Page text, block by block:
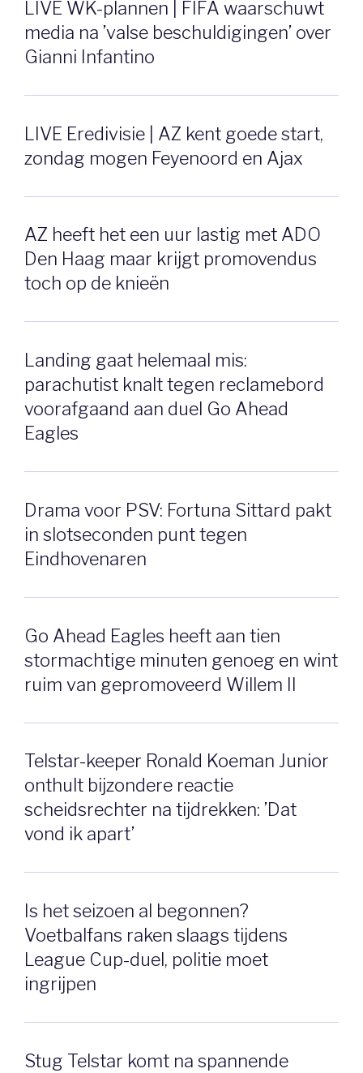
LIVE WK-plannen | FIFA waarschuwt
media na ’valse beschuldigingen’ over
Gianni Infantino
LIVE Eredivisie | AZ kent goede start,
zondag mogen Feyenoord en Ajax
AZ heeft het een uur lastig met ADO
Den Haag maar krijgt promovendus
toch op de knieën
Landing gaat helemaal mis:
parachutist knalt tegen reclamebord
voorafgaand aan duel Go Ahead
Eagles
Drama voor PSV: Fortuna Sittard pakt
in slotseconden punt tegen
Eindhovenaren
Go Ahead Eagles heeft aan tien
stormachtige minuten genoeg en wint
ruim van gepromoveerd Willem II
Telstar-keeper Ronald Koeman Junior
onthult bijzondere reactie
scheidsrechter na tijdrekken: ’Dat
vond ik apart’
Is het seizoen al begonnen?
Voetbalfans raken slaags tijdens
League Cup-duel, politie moet
ingrijpen
Stug Telstar komt na spannende